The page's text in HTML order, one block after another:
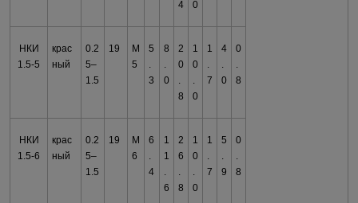
4
0
НКИ
1.5-5
крас
ный
0.2
5–
1.5
19
М
5
5
3
8
0
2
0
8
1
0
0
1
7
4
0
0
8
НКИ
1.5-6
крас
ный
0.2
5–
1.5
19
М
6
6
4
1
1
6
2
6
8
1
0
0
1
7
5
9
0
8